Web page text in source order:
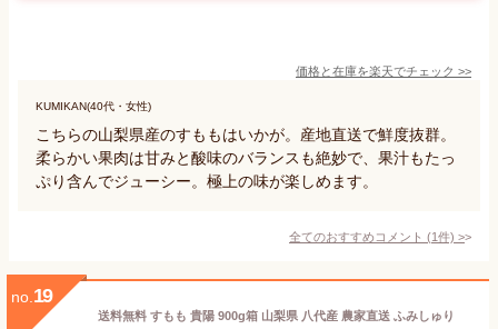
価格と在庫を楽天でチェック >>
KUMIKAN(40代・女性)
こちらの山梨県産のすももはいかが。産地直送で鮮度抜群。
柔らかい果肉は甘みと酸味のバランスも絶妙で、果汁もたっ
ぷり含んでジューシー。極上の味が楽しめます。
全てのおすすめコメント (1件) >
no. 19
送料無料 すもも 貴陽 900g箱 山梨県 八代産 農家直送 ふみしゅり